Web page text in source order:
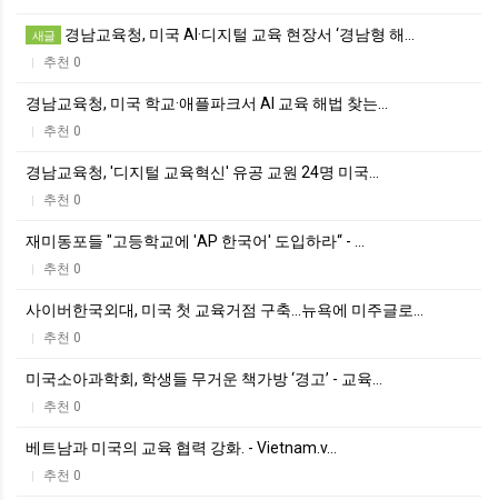
새글 경남교육청, 미국 AI·디지털 교육 현장서 ‘경남형 해…
| 추천 0
경남교육청, 미국 학교·애플파크서 AI 교육 해법 찾는…
| 추천 0
경남교육청, '디지털 교육혁신' 유공 교원 24명 미국…
| 추천 0
재미동포들 "고등학교에 'AP 한국어' 도입하라“ - …
| 추천 0
사이버한국외대, 미국 첫 교육거점 구축…뉴욕에 미주글로…
| 추천 0
미국소아과학회, 학생들 무거운 책가방 ‘경고’ - 교육…
| 추천 0
베트남과 미국의 교육 협력 강화. - Vietnam.v…
| 추천 0